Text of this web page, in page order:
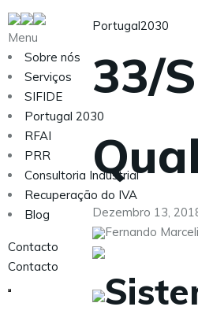
Menu
Sobre nós
Serviços
SIFIDE
Portugal 2030
RFAI
PRR
Consultoria Industrial
Recuperação do IVA
Blog
Contacto
Contacto
Portugal2030
33/
Dezembro 13,
Fernando